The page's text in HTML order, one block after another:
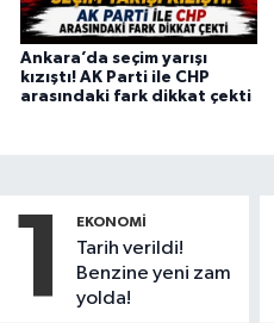
Ankara’da seçim yarışı
kızıştı! AK Parti ile CHP
arasındaki fark dikkat çekti
1 EKONOMI
Tarih verildi!
Benzine yeni zam
yolda!